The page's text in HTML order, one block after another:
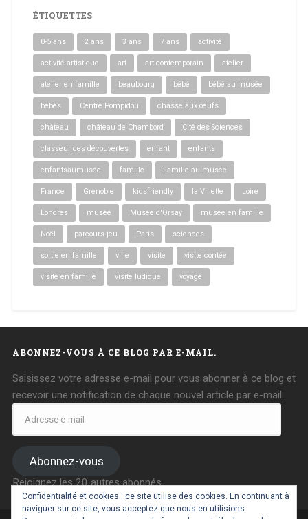
ÉTIQUETTES
0-5 ans 2 ans 3 ans 7 ans activité
activité artistique art art contemporain atelier
atelier en famille beaubourg bébé bébé au musée
bébés Centre Pompidou chasse aux oeufs
château château de Chambord Cité des Sciences
classeur des découvertes enfant enfants
enfantsaumusée famille Famille au musée
France Grenoble kidsfriendly la Villette Loire
Londres musée Musée d'Orsay musée en famille
Noël parcours-jeu Paris sciences
sortie en famille ville visite visite contée
visite en famille visite ludique voyage
ABONNEZ-VOUS À CE BLOG PAR E-MAIL.
Saisissez votre adresse e-mail pour vous abonner à ce blog et
recevoir une notification de chaque nouvel article par e-mail.
Adresse
Abonnez-vous
Rejoignez les 20 autres abonnés
Confidentialité et cookies : ce site utilise des cookies. En continuant à
naviguer sur ce site, vous acceptez que nous en utilisions.